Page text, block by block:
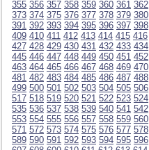
355 356 357 358 359 360 361 362
373 374 375 376 377 378 379 380
391 392 393 394 395 396 397 398
409 410 411 412 413 414 415 416
427 428 429 430 431 432 433 434
445 446 447 448 449 450 451 452
463 464 465 466 467 468 469 470
481 482 483 484 485 486 487 488
499 500 501 502 503 504 505 506
517 518 519 520 521 522 523 524
535 536 537 538 539 540 541 542
553 554 555 556 557 558 559 560
571 572 573 574 575 576 577 578
589 590 591 592 593 594 595 596